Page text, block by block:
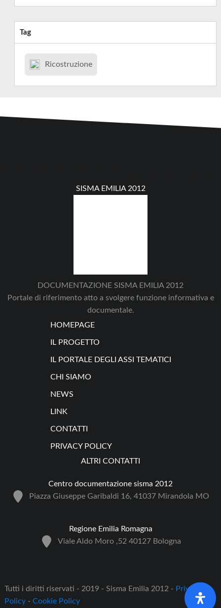
Tag
Ricostruzione
SISMA EMILIA 2012
DOCUMENTAZIONE SISMA EMILIA 2012
Portale di riferimento atto a svolgere funzione informativa e
documentale.
HOMEPAGE
IL PROGETTO
IL PORTALE DEGLI ASSI TEMATICI
CHI SIAMO
NEWS
LINK
CONTATTI
PRIVACY POLICY
ALTRI CONTATTI
Centro documentazione sisma 2012
Piazza Giuseppe Garibaldi 16, 41037 Mirandola MO
Regione Emilia Romagna
Viale Aldo Moro ,52 40127 Bologna
Tutti i diritti riservati - 2019 - Sisma Emilia 2012 - Privacy
Policy -Cookie Policy